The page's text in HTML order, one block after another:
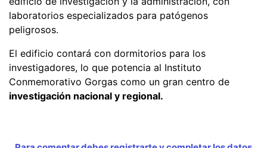
laboratorios especializados para patógenos
peligrosos.
El edificio contará con dormitorios para los
investigadores, lo que potencia al Instituto
Conmemorativo Gorgas como un gran centro de
investigación nacional y regional.